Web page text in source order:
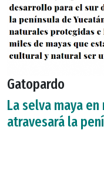
Gatopardo
La selva maya
atravesará la